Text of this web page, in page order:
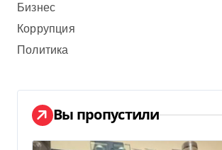
Бизнес
Коррупция
Политика
Вы пропустили